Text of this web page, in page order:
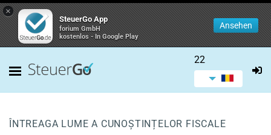
×
SteuerGo App
forium GmbH
kostenlos - In Google Play
Ansehen
22
ÎNTREAGA LUME A CUNOȘTINȚELOR FISCALE